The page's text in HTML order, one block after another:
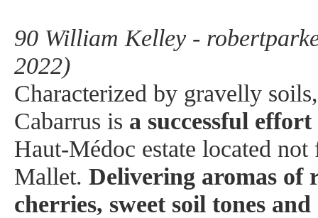
90 William Kelley -
2022)
Characterized by gravelly
Cabarrus is a successful effort
Haut-Médoc estate located
Mallet. Delivering aromas of
cherries, sweet soil tones